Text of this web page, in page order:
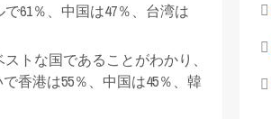
61％、中国は47％、台湾は
トな国であることがわかり、
香港は55％、中国は45％、韓